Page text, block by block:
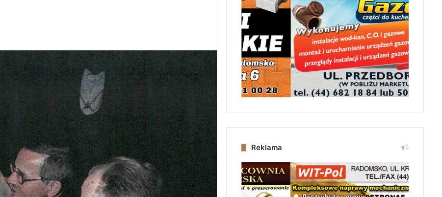
Reklama